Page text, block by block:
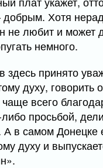
добрым. Хотя
не любит и может
немного.
здесь принято
духу, говорить
всего
просьбой,
А в самом Донецке
духу и